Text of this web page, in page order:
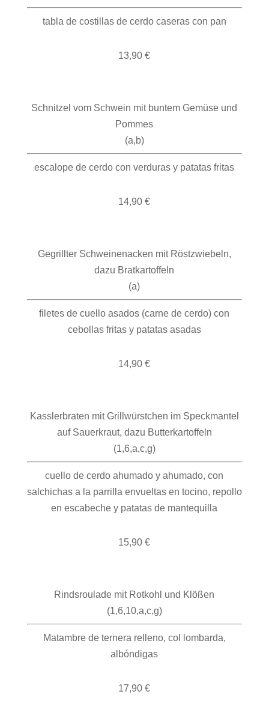
tabla de costillas de cerdo caseras con pan
13,90 €
Schnitzel vom Schwein mit buntem Gemüse und
Pommes
(a,b)
escalope de cerdo con verduras y patatas fritas
14,90 €
Gegrillter Schweinenacken mit Röstzwiebeln,
dazu Bratkartoffeln
(a)
filetes de cuello asados (carne de cerdo) con
cebollas fritas y patatas asadas
14,90 €
Kasslerbraten mit Grillwürstchen im Speckmantel
auf Sauerkraut, dazu Butterkartoffeln
(1,6,a,c,g)
cuello de cerdo ahumado y ahumado, con
salchichas a la parrilla envueltas en tocino, repollo
en escabeche y patatas de mantequilla
15,90 €
Rindsroulade mit Rotkohl und Klößen
(1,6,10,a,c,g)
Matambre de ternera relleno, col lombarda,
albóndigas
17,90 €